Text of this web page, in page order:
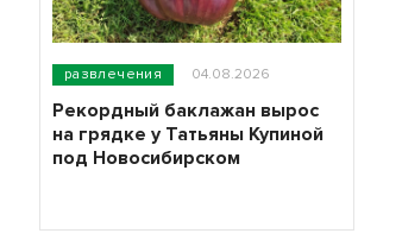
развлечения 04.08.2026
Рекордный баклажан вырос
на грядке у Татьяны Купиной
под Новосибирском